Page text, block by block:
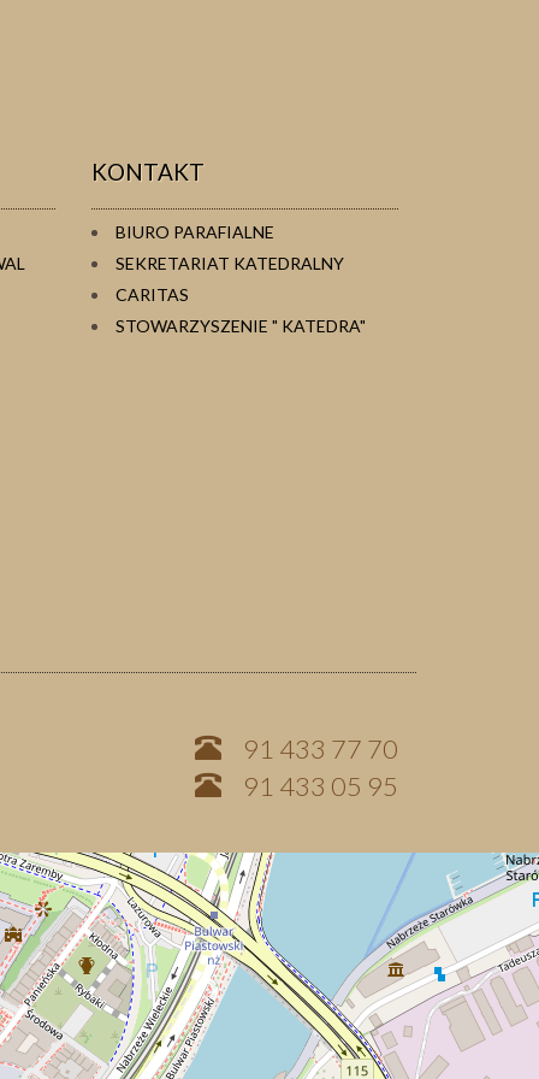
KONTAKT
BIURO PARAFIALNE
SEKRETARIAT KATEDRALNY
CARITAS
STOWARZYSZENIE " KATEDRA"
91 433 77 70
91 433 05 95